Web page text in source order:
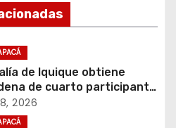
de Iquique obtiene
de cuarto participante
asalto a
2026